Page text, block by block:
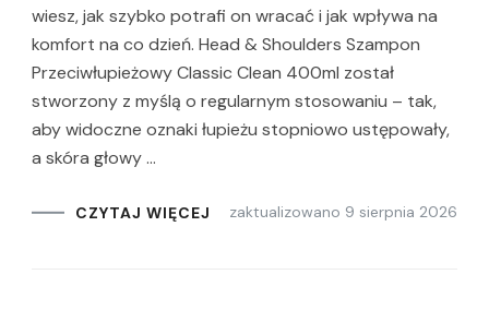
wiesz, jak szybko potrafi on wracać i jak wpływa na
komfort na co dzień. Head & Shoulders Szampon
Przeciwłupieżowy Classic Clean 400ml został
stworzony z myślą o regularnym stosowaniu – tak,
aby widoczne oznaki łupieżu stopniowo ustępowały,
a skóra głowy …
CZYTAJ WIĘCEJ zaktualizowano 9 sierpnia 2026